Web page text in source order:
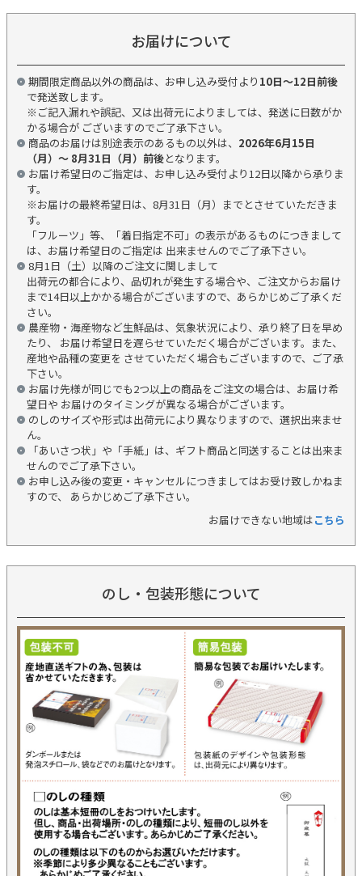
お届けについて
期間限定商品以外の商品は、お申し込み受付より 10日～12日前後
で発送致します。
※ご記入漏れや誤記、又は出荷元によりましては、発送に日数がか
かる場合が ございますのでご了承下さい。
商品のお届けは別途表示のあるもの以外は、 2026年6月15日
（月）～ 8月31日（月）前後となります。
お届け希望日のご指定は、お申し込み受付より12日以降から承りま
す。
※お届けの最終希望日は、8月31日（月）までとさせていただきま
す。
「フルーツ」等、「着日指定不可」の表示があるものにつきまして
は、お届け希望日のご指定は 出来ませんのでご了承下さい。
8月1日（土）以降のご注文に関しまして
出荷元の都合により、品切れが発生する場合や、ご注文からお届け
まで14日以上かかる場合がございますので、あらかじめご了承くだ
さい。
農産物・海産物など生鮮品は、気象状況により、承り終了日を早め
たり、 お届け希望日を遅らせていただく場合がございます。また、
産地や品種の変更を させていただく場合もございますので、ご了承
下さい。
お届け先様が同じでも2つ以上の商品をご注文の場合は、お届け希
望日や お届けのタイミングが異なる場合がございます。
のしのサイズや形式は出荷元により異なりますので、選択出来ませ
ん。
「あいさつ状」や「手紙」は、ギフト商品と同送することは出来ま
せんのでご了承下さい。
お申し込み後の変更・キャンセルにつきましてはお受け致しかねま
すので、 あらかじめご了承下さい。
お届けできない地域はこちら
のし・包装形態について